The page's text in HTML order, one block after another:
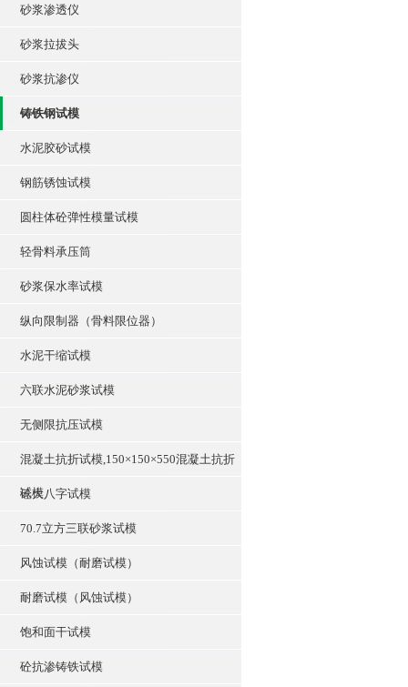
砂浆渗透仪
砂浆拉拔头
砂浆抗渗仪
铸铁钢试模
水泥胶砂试模
钢筋锈蚀试模
圆柱体砼弹性模量试模
轻骨料承压筒
砂浆保水率试模
纵向限制器（骨料限位器）
水泥干缩试模
六联水泥砂浆试模
无侧限抗压试模
混凝土抗折试模,150×150×550混凝土抗折
试模
砼大八字试模
70.7立方三联砂浆试模
风蚀试模（耐磨试模）
耐磨试模（风蚀试模）
饱和面干试模
砼抗渗铸铁试模